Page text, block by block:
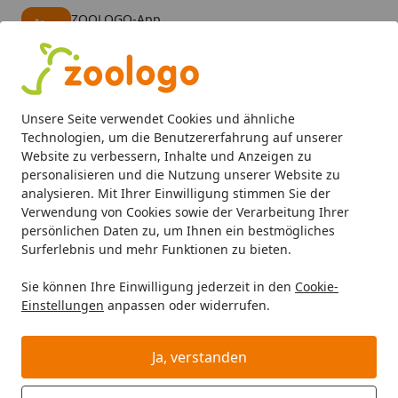
Unsere Seite verwendet Cookies und ähnliche
Technologien, um die Benutzererfahrung auf unserer
Website zu verbessern, Inhalte und Anzeigen zu
personalisieren und die Nutzung unserer Website zu
analysieren. Mit Ihrer Einwilligung stimmen Sie der
Verwendung von Cookies sowie der Verarbeitung Ihrer
persönlichen Daten zu, um Ihnen ein bestmögliches
Surferlebnis und mehr Funktionen zu bieten.
Sie können Ihre Einwilligung jederzeit in den Cookie-
Einstellungen anpassen oder widerrufen.
Ja, verstanden
ZOOLOGO-App
Alle Produkte
Mein Konto
Suchen
Startseite
Katze Katzenfutter Snacks animonda Milkies Kapseln
animonda Milkies Kapseln 20 x 15g
Multipack Katzensnack Active